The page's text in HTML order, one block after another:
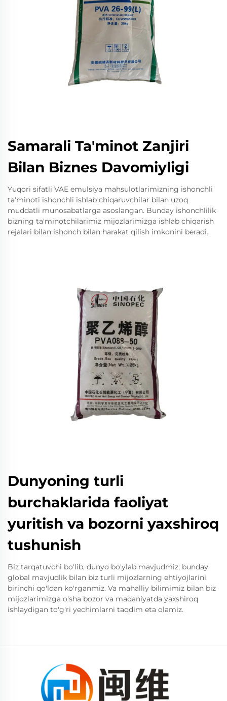
Samarali Ta'minot Zanjiri
Bilan Biznes Davomiyligi
Yuqori sifatli VAE emulsiya mahsulotlarimizning ishonchli
ta'minoti ishonchli ishlab chiqaruvchilar bilan uzoq
muddatli munosabatlarga asoslangan. Bunday ishonchlilik
bizning ta'minotchilarimiz mijozlarimizga ishlab chiqarish
rejalari bilan ishonch bilan harakat qilish imkonini beradi.
Dunyoning turli
burchaklarida faoliyat
yuritish va bozorni yaxshiroq
tushunish
Biz tarqatuvchi bo'lib, dunyo bo'ylab mavjudmiz; bunday
global mavjudlik bilan biz turli mijozlarning ehtiyojlarini
birinchi qo'ldan ko'rganmiz. Va mahalliy bilimimiz bilan biz
mijozlarimizga o'sha bozor va madaniyatda yaxshiroq
ishlaydigan to'g'ri yechimlarni taqdim eta olamiz.